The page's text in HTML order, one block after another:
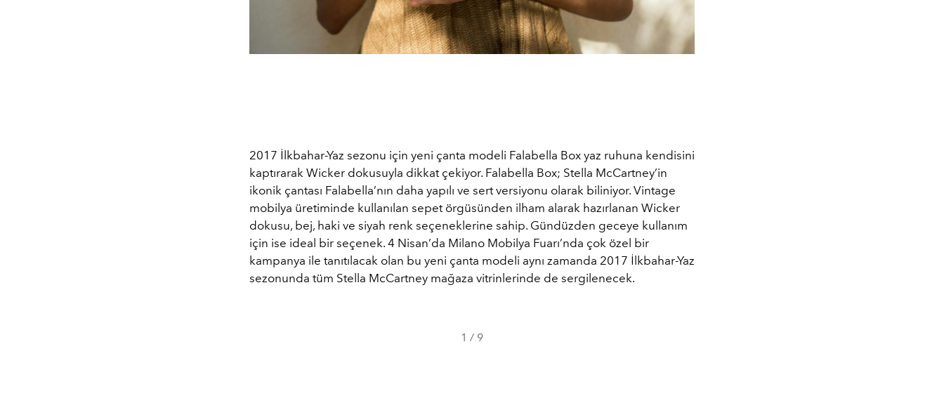
2017 İlkbahar-Yaz sezonu için yeni çanta modeli Falabella Box yaz ruhuna kendisini
kaptırarak Wicker dokusuyla dikkat çekiyor. Falabella Box; Stella McCartney’in
ikonik çantası Falabella’nın daha yapılı ve sert versiyonu olarak biliniyor. Vintage
mobilya üretiminde kullanılan sepet örgüsünden ilham alarak hazırlanan Wicker
dokusu, bej, haki ve siyah renk seçeneklerine sahip. Gündüzden geceye kullanım
için ise ideal bir seçenek. 4 Nisan’da Milano Mobilya Fuarı’nda çok özel bir
kampanya ile tanıtılacak olan bu yeni çanta modeli aynı zamanda 2017 İlkbahar-Yaz
sezonunda tüm Stella McCartney mağaza vitrinlerinde de sergilenecek.
1 / 9